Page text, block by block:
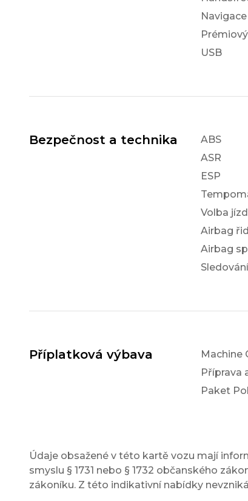
Navigace
USB
Bezpečnost a technika
ABS
ASR
ESP
Volba
Airbag
Airbag
Příplatková výbava
Machine
Příprava
Paket
Údaje obsažené v této kartě vozu mají
smyslu § 1731 nebo § 1732 občanského
zákoníku. Z této indikativní nabídky